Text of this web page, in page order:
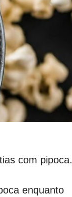
com pipoca.
enquanto